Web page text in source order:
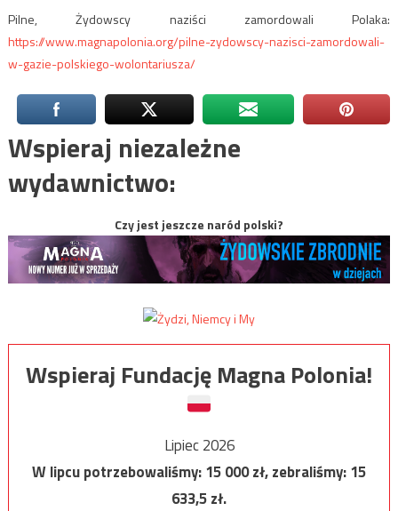
Pilne, Żydowscy naziści zamordowali Polaka:
https://www.magnapolonia.org/pilne-zydowscy-nazisci-zamordowali-
w-gazie-polskiego-wolontariusza/
Wspieraj niezależne
wydawnictwo:
Czy jest jeszcze naród polski?
Wspieraj Fundację Magna Polonia!
Lipiec 2026
W lipcu potrzebowaliśmy:15 000zł, zebraliśmy:15
633,5zł.